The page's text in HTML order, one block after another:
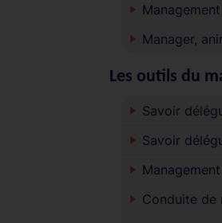
Manager,
Les outils du
Savoir
Savoir
Conduite de